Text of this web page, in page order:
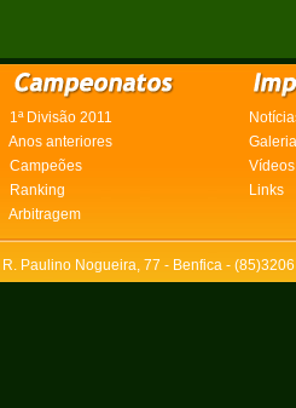
1ª Divisão 2011
Anos anteriores
Campeões
Vídeos
Ranking
Links
Arbitragem
R. Paulino Nogueira, 77 - Benfica -